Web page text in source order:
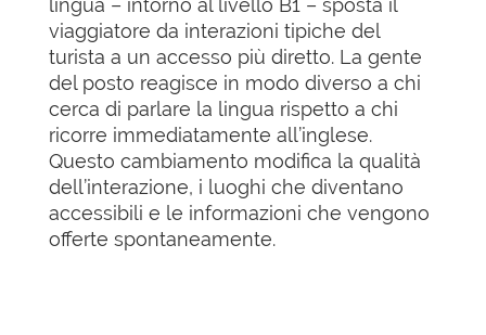
viaggiatore da interazioni tipiche del
turista a un accesso più diretto. La gente
del posto reagisce in modo diverso a chi
cerca di parlare la lingua rispetto a chi
ricorre immediatamente all’inglese.
Questo cambiamento modifica la qualità
dell’interazione, i luoghi che diventano
accessibili e le informazioni che vengono
offerte spontaneamente.